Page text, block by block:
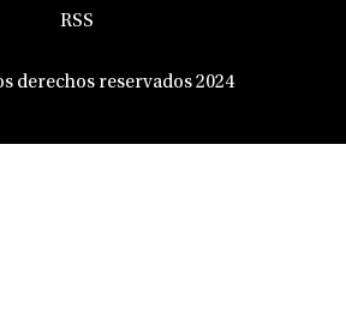
RSS
derechos reservados 2024